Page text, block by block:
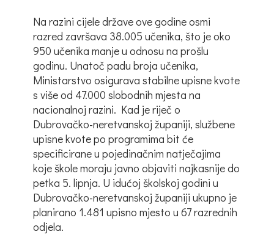
Na razini cijele države ove godine osmi
razred završava 38.005 učenika, što je oko
950 učenika manje u odnosu na prošlu
godinu. Unatoč padu broja učenika,
Ministarstvo osigurava stabilne upisne kvote
s više od 47.000 slobodnih mjesta na
nacionalnoj razini. Kad je riječ o
Dubrovačko-neretvanskoj županiji, službene
upisne kvote po programima bit će
specificirane u pojedinačnim natječajima
koje škole moraju javno objaviti najkasnije do
petka 5. lipnja. U idućoj školskoj godini u
Dubrovačko-neretvanskoj županiji ukupno je
planirano 1.481 upisno mjesto u 67 razrednih
odjela.